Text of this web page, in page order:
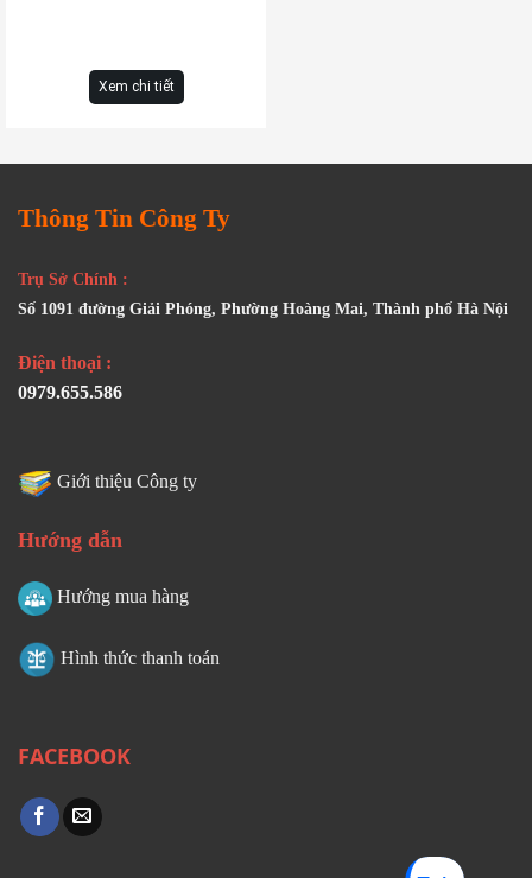
Xem chi tiết
Thông Tin Công Ty
Trụ Sở Chính :
Số 1091 đường Giải Phóng, Phường Hoàng Mai, Thành phố Hà Nội
Điện thoại :
0979.655.586
Giới thiệu Công ty
Hướng dẫn
Hướng mua hàng
Hình thức thanh toán
FACEBOOK